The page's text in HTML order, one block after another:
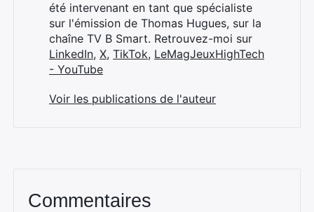
été intervenant en tant que spécialiste
sur l'émission de Thomas Hugues, sur la
chaîne TV B Smart. Retrouvez-moi sur
LinkedIn, X, TikTok, LeMagJeuxHighTech
- YouTube
Voir les publications de l'auteur
Commentaires